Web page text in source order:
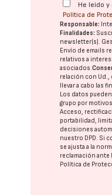
He leído
Política de
Responsable:
Finalidades:
newsletter(s).
Envío de emails
relativos a
asociados.
relación con Ud.,
llevar a cabo las
Los datos
grupo por
Acceso,
portabilidad,
decisiones
nuestro DPD. Si
se ajusta a la
reclamación ante
Política de